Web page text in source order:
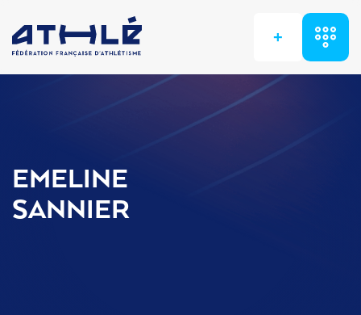
+
EMELINE
SANNIER